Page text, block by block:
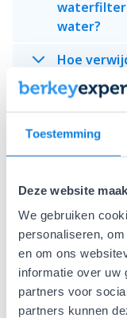
Toestemming
Deze website
We gebruiken
personaliseren,
en om ons
informatie over uw
partners voor
partners kunnen
water?
Hoe
Berkey
Berkey
Bevatten
Hoe
bacteriën?